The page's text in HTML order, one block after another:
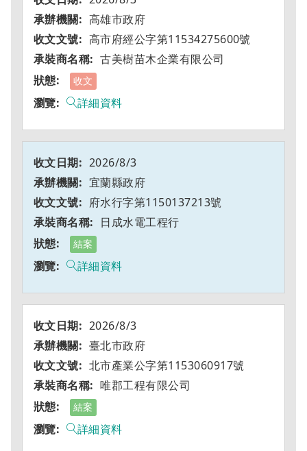
高雄市政府
高市府經公字第11534275600號
古美樹苗木企業有限公司
收文
詳細資料
2026/8/3
宜蘭縣政府
府水行字第1150137213號
日成水電工程行
結案
詳細資料
2026/8/3
臺北市政府
北市產業公字第1153060917號
唯郡工程有限公司
結案
詳細資料